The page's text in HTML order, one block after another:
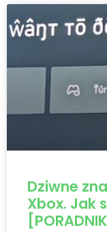
Dziwne
Xbox. Jak